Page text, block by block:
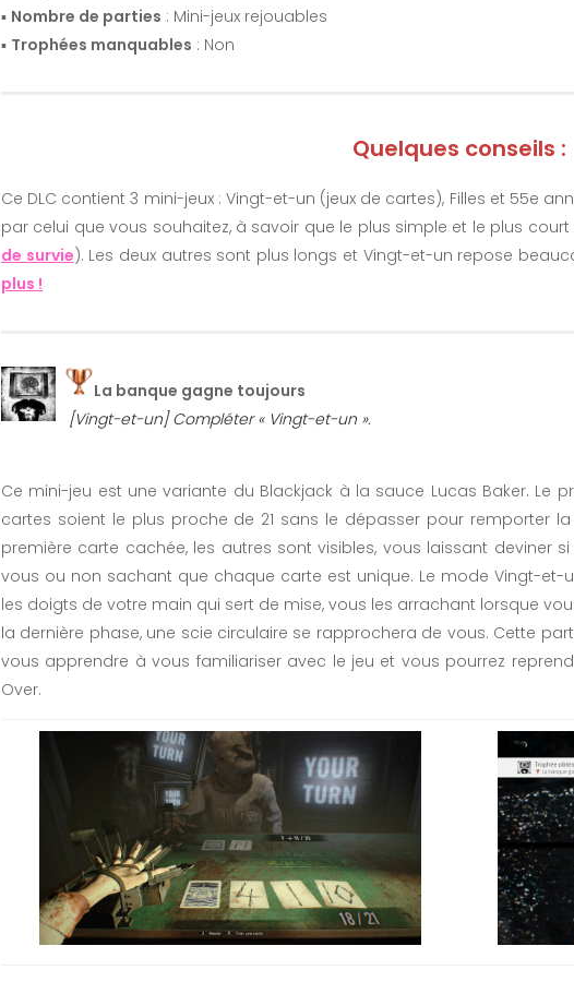
▪️ Nombre de parties : Mini-jeux rejouables
▪️ Trophées manquables : Non
Quelques conseils :
Ce DLC contient 3 mini-jeux : Vingt-et-un (jeux de cartes), Filles et 55e
par celui que vous souhaitez, à savoir que le plus simple et le plus court
de survie). Les deux autres sont plus longs et Vingt-et-un repose
plus !
La banque gagne toujours
[Vingt-et-un] Compléter « Vingt-et-un ».
Ce mini-jeu est une variante du Blackjack à la sauce Lucas Baker. Le
cartes soient le plus proche de 21 sans le dépasser pour remporter
première carte cachée, les autres sont visibles, vous laissant deviner
vous ou non sachant que chaque carte est unique. Le mode Vingt-
les doigts de votre main qui sert de mise, vous les arrachant lorsque
la dernière phase, une scie circulaire se rapprochera de vous. Cette
vous apprendre à vous familiariser avec le jeu et vous pourrez
Over.